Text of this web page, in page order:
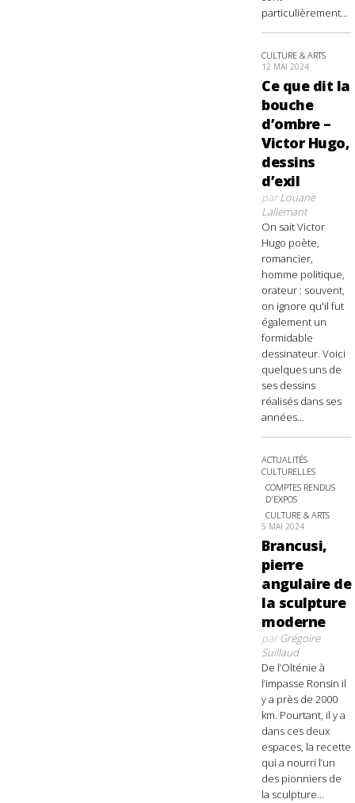
particulièrement...
CULTURE & ARTS
12 MAI 2024
Ce que dit la
bouche
d’ombre –
Victor Hugo,
dessins
d’exil
parLouane
Lallemant
On sait Victor
Hugo poète,
romancier,
homme politique,
orateur : souvent,
on ignore qu'il fut
également un
formidable
dessinateur. Voici
quelques uns de
ses dessins
réalisés dans ses
années...
ACTUALITÉS
CULTURELLES
COMPTES RENDUS
D'EXPOS
CULTURE & ARTS
5 MAI 2024
Brancusi,
pierre
angulaire de
la sculpture
moderne
parGrégoire
Suillaud
De l’Olténie à
l’impasse Ronsin il
y a près de 2000
km. Pourtant, il y a
dans ces deux
espaces, la recette
qui a nourri l’un
des pionniers de
la sculpture...